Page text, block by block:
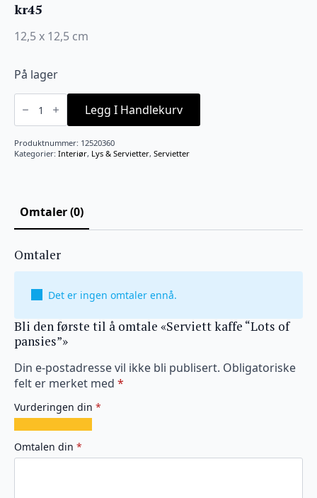
kr45
12,5 x 12,5 cm
På lager
Serviett
kaffe
of
pansies"
antall
Legg I Handlekurv
Produktnummer: 12520360
Kategorier: Interiør, Lys & Servietter, Servietter
Omtaler (0)
Omtaler
Det er ingen omtaler ennå.
Bli den første til å omtale «Serviett kaffe “Lots of
pansies”»
Din e-postadresse vil ikke bli publisert. Obligatoriske
felt er merket med *
Vurderingen din *
av
5
av
5
av
5
av
5
av
5
Omtalen din *